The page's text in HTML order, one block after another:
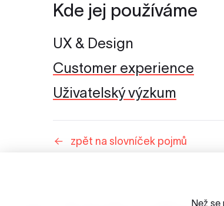
Kde jej používáme
UX & Design
Customer experience
Uživatelský výzkum
zpět na slovníček pojmů
Než se